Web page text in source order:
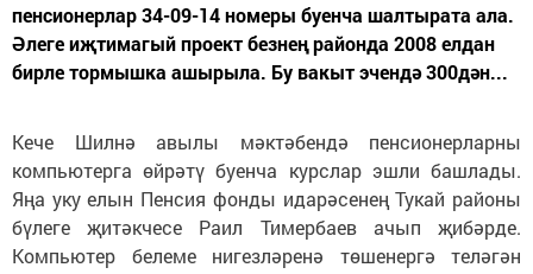
пенсионерлар 34-09-14 номеры буенча шалтырата ала.
Әлеге иҗтимагый проект безнең районда 2008 елдан
бирле тормышка ашырыла. Бу вакыт эчендә 300дән...
Кече Шилнә авылы мәктәбендә пенсионерларны
компьютерга өйрәтү буенча курслар эшли башлады.
Яңа уку елын Пенсия фонды идарәсенең Тукай районы
бүлеге җитәкчесе Раил Тимербаев ачып җибәрде.
Компьютер белеме нигезләренә төшенергә теләгән